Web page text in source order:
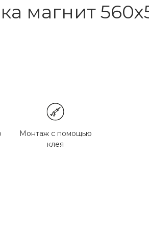
магнит
Монтаж с помощью
клея